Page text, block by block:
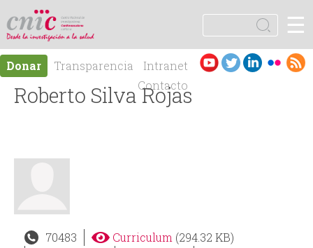
logotipo
En
gli
sh
Es
pa
ño
F
o
u
s
c
Donar Transparencia
Intranet
Contacto
☰
Roberto Silva Rojas
70483 Curriculum (294.32 KB)